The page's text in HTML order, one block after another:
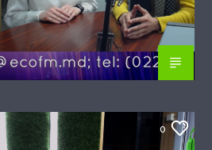
0